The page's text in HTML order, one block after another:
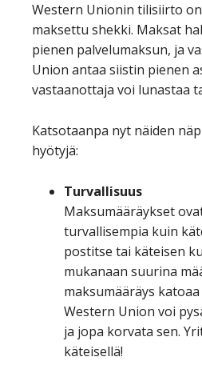
Western Unionin tilisiirto
maksettu shekki. Maksat
pienen palvelumaksun, ja
Union antaa siistin pienen
vastaanottaja voi lunastaa
Katsotaanpa nyt näiden
hyötyjä:
Turvallisuus
Maksumääräykset
turvallisempia kuin
postitse tai käteisen
mukanaan suurina
maksumääräys
Western Union voi
ja jopa korvata sen.
käteisellä!